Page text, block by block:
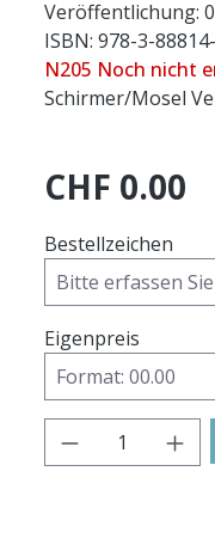
Veröffentlichung:
ISBN: 978-3-
N205 Noch nicht
Schirmer/Mosel
CHF 0.00
Bestellzeichen
Eigenpreis
Produkt